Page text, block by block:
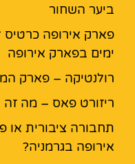
ביער השחור
ימים בפארק אירופה
רולנטיקה – פארק
ריזורט פאס – מה זה
תחבורה ציבורית או
אירופה בגרמניה?